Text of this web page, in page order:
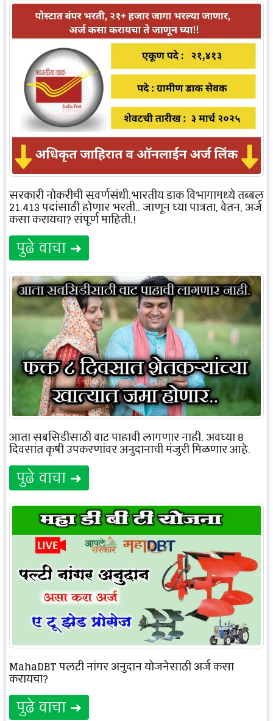
सरकारी नोकरीची सुवर्णसंधी,भारतीय डाक विभागामध्ये तब्बल
21,413 पदांसाठी होणार भरती.. जाणून घ्या पात्रता, वेतन, अर्ज
कसा करायचा? संपूर्ण माहिती.!
पुढे वाचा ➜
आता सबसिडीसाठी वाट पाहावी लागणार नाही, अवघ्या 8
दिवसांत कृषी उपकरणांवर अनुदानाची मंजुरी मिळणार आहे.
पुढे वाचा ➜
MahaDBT पलटी नांगर अनुदान योजनेसाठी अर्ज कसा
करायचा?
पुढे वाचा ➜